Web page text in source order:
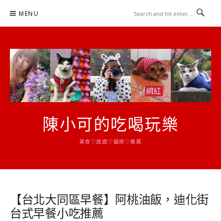
MENU
陳小可的吃喝玩樂
美食♡旅遊♡貓咪♡推薦
【台北大同區早餐】阿桃油飯，迪化街
台式早餐小吃推薦